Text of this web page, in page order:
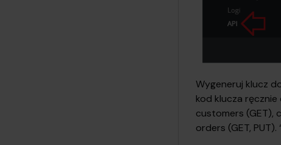
Wygeneruj klucz
kod klucza ręcznie
customers (GET),
orders (GET, PUT).